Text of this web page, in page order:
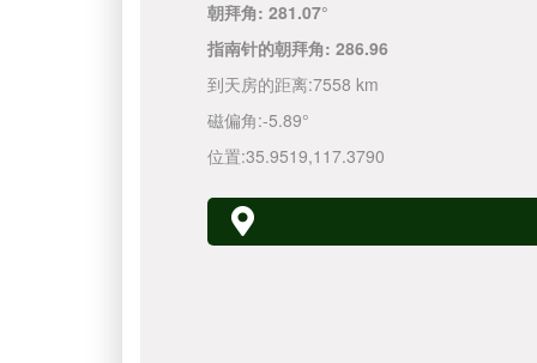
朝拜角: 281.07°
指南针的朝拜角: 286.96
到天房的距离:7558 km
磁偏角:-5.89°
位置:35.9519,117.3790